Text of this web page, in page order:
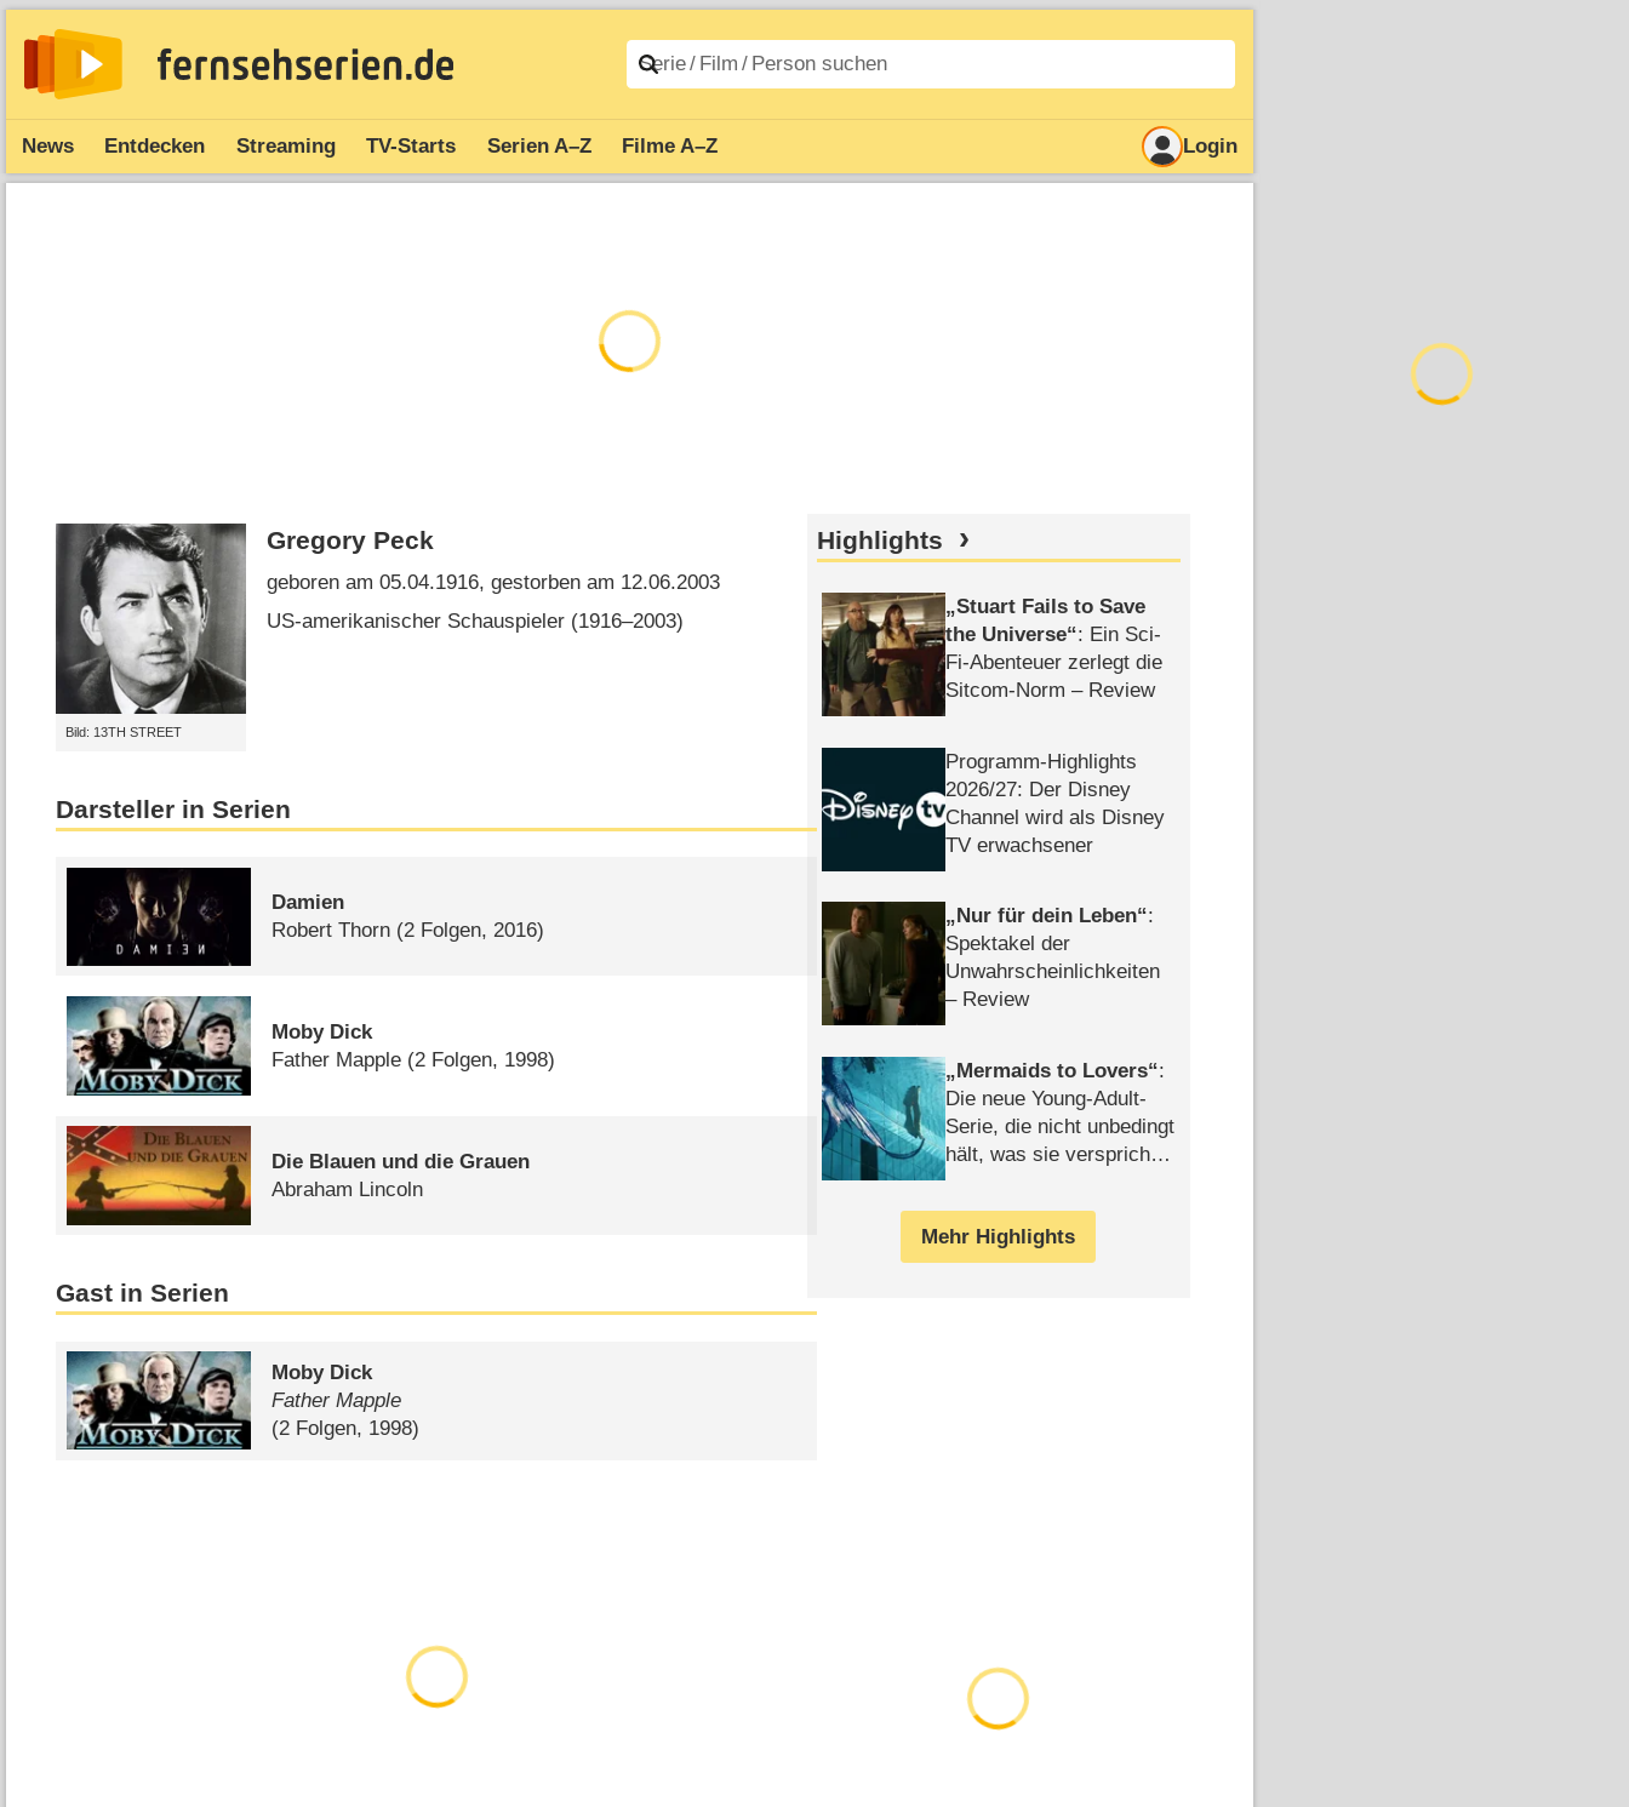
News Entdecken Streaming TV-Starts Serien A–Z Filme A–Z Login
Bild: 13TH STREET
Gregory Peck
geboren am 05.04.1916, gestorben am 12.06.2003
US-amerikanischer Schauspieler (1916⁠–⁠2003)
Darsteller in Serien
Damien
Robert Thorn (2 Folgen, 2016)
Moby Dick
Father Mapple (2 Folgen, 1998)
Die Blauen und die Grauen
Abraham Lincoln
Gast in Serien
Moby Dick
Father Mapple
(2 Folgen, 1998)
Highlights
Stuart Fails to Save
the Universe : Ein Sci-
Fi-Abenteuer zerlegt die
Sitcom-Norm – Review
Programm-Highlights
2026/​27: Der Disney
Channel wird als Disney
TV erwachsener
Nur für dein Leben :
Spektakel der
Unwahrscheinlichkeiten
– Review
Mermaids to Lovers :
Die neue Young-Adult-
Serie, die nicht unbedingt
hält, was sie verspricht –
Mehr Highlights